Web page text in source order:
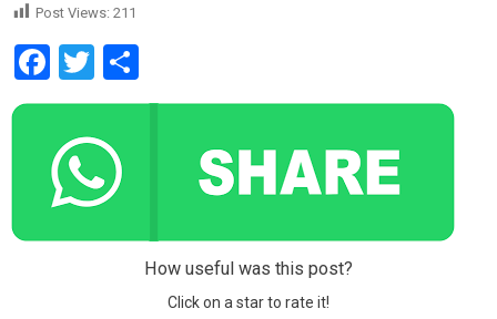
Post Views: 211
Facebook
Twitter
Share
How useful was this post?
Click on a star to rate it!